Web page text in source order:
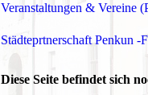
Veranstaltungen & Vereine
Städteprtnerschaft Penkun -
Diese Seite befindet sich